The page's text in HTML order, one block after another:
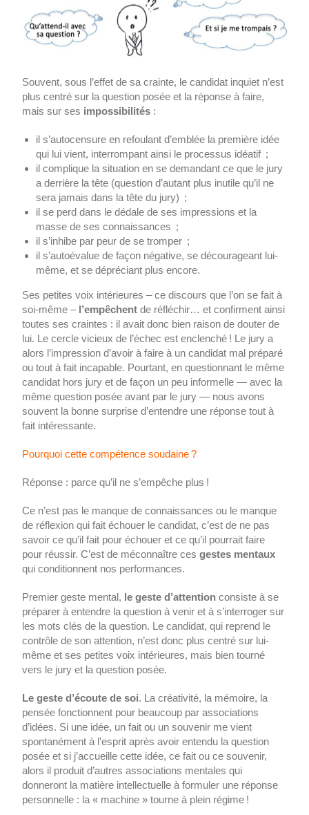
Souvent, sous l’effet de sa crainte, le candidat inquiet n’est
plus centré sur la question posée et la réponse à faire,
mais sur ses impossibilités :
il s’autocensure en refoulant d’emblée la première idée
qui lui vient, interrompant ainsi le processus idéatif ;
il complique la situation en se demandant ce que le jury
a derrière la tête (question d’autant plus inutile qu’il ne
sera jamais dans la tête du jury) ;
il se perd dans le dédale de ses impressions et la
masse de ses connaissances ;
il s’inhibe par peur de se tromper ;
il s’autoévalue de façon négative, se décourageant lui-
même, et se dépréciant plus encore.
Ses petites voix intérieures – ce discours que l’on se fait à
soi-même – l’empêchent de réfléchir… et confirment ainsi
toutes ses craintes : il avait donc bien raison de douter de
lui. Le cercle vicieux de l’échec est enclenché ! Le jury a
alors l’impression d’avoir à faire à un candidat mal préparé
ou tout à fait incapable. Pourtant, en questionnant le même
candidat hors jury et de façon un peu informelle — avec la
même question posée avant par le jury — nous avons
souvent la bonne surprise d’entendre une réponse tout à
fait intéressante.
Pourquoi cette compétence soudaine ?
Réponse : parce qu’il ne s’empêche plus !
Ce n’est pas le manque de connaissances ou le manque
de réflexion qui fait échouer le candidat, c’est de ne pas
savoir ce qu’il fait pour échouer et ce qu’il pourrait faire
pour réussir. C’est de méconnaître cesgestes mentaux
qui conditionnent nos performances.
Premier geste mental, le geste d’attention consiste à se
préparer à entendre la question à venir et à s’interroger sur
les mots clés de la question. Le candidat, qui reprend le
contrôle de son attention, n’est donc plus centré sur lui-
même et ses petites voix intérieures, mais bien tourné
vers le jury et la question posée.
Le geste d’écoute de soi. La créativité, la mémoire, la
pensée fonctionnent pour beaucoup par associations
d’idées. Si une idée, un fait ou un souvenir me vient
spontanément à l’esprit après avoir entendu la question
posée et si j’accueille cette idée, ce fait ou ce souvenir,
alors il produit d’autres associations mentales qui
donneront la matière intellectuelle à formuler une réponse
personnelle : la « machine » tourne à plein régime !